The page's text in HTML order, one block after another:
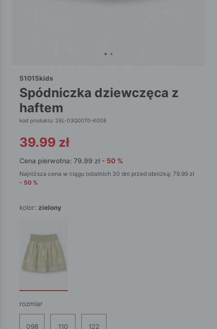
51015kids
spódniczka dziewczęca z
haftem
kod produktu: 26L-03Q0070-K008
39.99 zł
Cena pierwotna: 79.99 zł - 50 %
Najniższa cena w ciągu ostatnich 30 dni przed obniżką: 79.99 zł
- 50 %
kolor: zielony
rozmiar
098 110 122